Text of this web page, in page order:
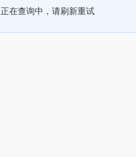
正在查询中，请刷新重试